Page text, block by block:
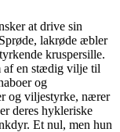
at drive sin
lakrøde æbler
kruspersille.
af en stædig vilje til
og
og viljestyrke, nærer
deres hykleriske
Et nul, men hun